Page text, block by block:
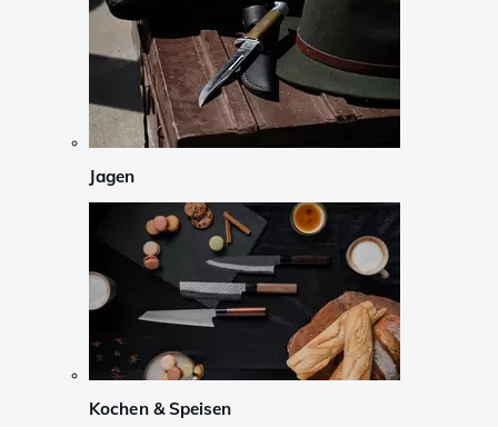
Jagen
Kochen & Speisen